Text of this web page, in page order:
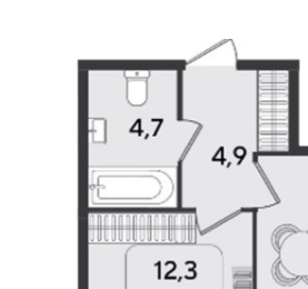
1-комнатная квартира
Площадь:41,2 м2
ПОДРОБНЕЕ